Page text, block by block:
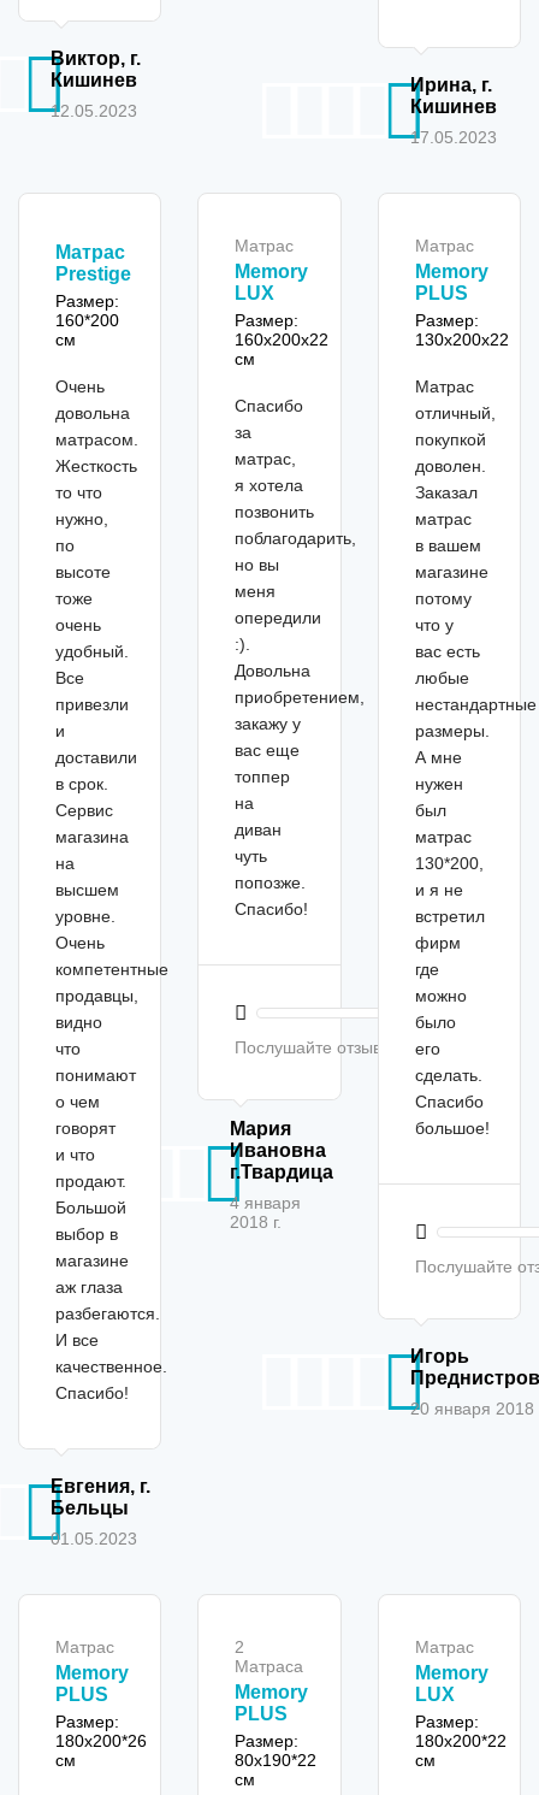
Виктор, г.
Кишинев
12.05.2023
Ирина, г.
Кишинев
17.05.2023
Матрас
Prestige
Размер:
160*200
см
Очень
довольна
матрасом.
Жесткость
то что
нужно,
по
высоте
тоже
очень
удобный.
Все
привезли
и
доставили
в срок.
Сервис
магазина
на
высшем
уровне.
Очень
компетентные
продавцы,
видно
что
понимают
о чем
говорят
и что
продают.
Большой
выбор в
магазине
аж глаза
разбегаются.
И все
качественное.
Спасибо!
Евгения, г.
Бельцы
01.05.2023
Матрас
Memory
LUX
Размер:
160x200x22
см
Спасибо
за
матрас,
я хотела
позвонить
поблагодарить,
но вы
меня
опередили
:).
Довольна
приобретением,
закажу у
вас еще
топпер
на
диван
чуть
попозже.
Спасибо!
Послушайте отзыв
Мария
Ивановна
г.Твардица
4 января
2018 г.
Матрас
Memory
PLUS
Размер:
130х200х22
Матрас
отличный,
покупкой
доволен.
Заказал
матрас
в вашем
магазине
потому
что у
вас есть
любые
нестандартные
размеры.
А мне
нужен
был
матрас
130*200,
и я не
встретил
фирм
где
можно
было
его
сделать.
Спасибо
большое!
Послушайте
Игорь
20 января 2018
Матрас
Memory
PLUS
Размер:
180x200*26
см
2
Матраса
Memory
PLUS
Размер:
80x190*22
см
Матрас
Memory
LUX
Размер:
180x200*22
см